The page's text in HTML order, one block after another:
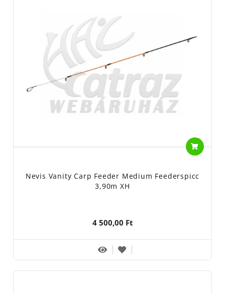
Nevis Vanity Carp Feeder Medium Feederspicc
3,90m XH
4 500,00 Ft